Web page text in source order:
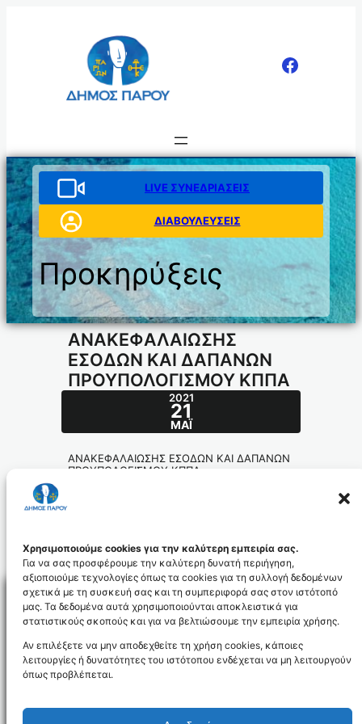
Χρησιμοποιούμε cookies για την καλύτερη εμπειρία σας.
Για να σας προσφέρουμε την καλύτερη δυνατή περιήγηση,
αξιοποιούμε τεχνολογίες όπως τα cookies για τη συλλογή δεδομένων
σχετικά με τη συσκευή σας και τη συμπεριφορά σας στον ιστότοπό
μας. Τα δεδομένα αυτά χρησιμοποιούνται αποκλειστικά για
στατιστικούς σκοπούς και για να βελτιώσουμε την εμπειρία χρήσης.
Αν επιλέξετε να μην αποδεχθείτε τη χρήση cookies, κάποιες
λειτουργίες ή δυνατότητες του ιστότοπου ενδέχεται να μη λειτουργούν
όπως προβλέπεται.
LIVE ΣΥΝΕΔΡΙΑΣΕΙΣ
ΔΙΑΒΟΥΛΕΥΣΕΙΣ
Προκηρύξεις
ΑΝΑΚΕΦΑΛΑΙΩΣΗΣ
ΕΣΟΔΩΝ ΚΑΙ ΔΑΠΑΝΩΝ
ΠΡΟΥΠΟΛΟΓΙΣΜΟΥ ΚΠΠΑ
2021
21
ΜΆΙ
ΑΝΑΚΕΦΑΛΑΙΩΣΗΣ ΕΣΟΔΩΝ ΚΑΙ ΔΑΠΑΝΩΝ
ΠΡΟΥΠΟΛΟΓΙΣΜΟΥ ΚΠΠΑ
H_id5668
NEWSLETTER